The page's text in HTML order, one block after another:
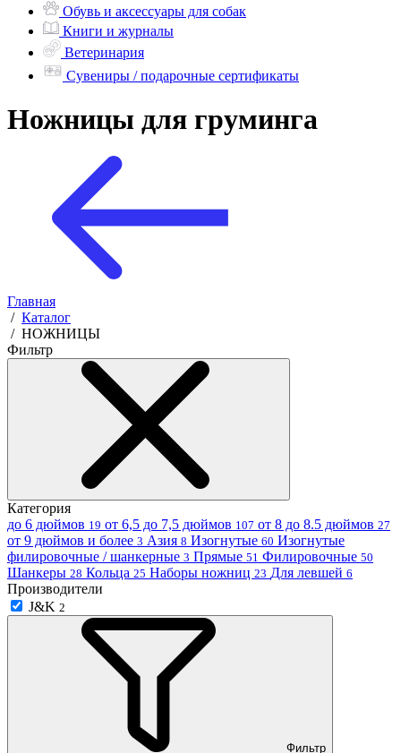
Обувь и аксессуары для собак
Книги и журналы
Ветеринария
Сувениры / подарочные сертификаты
Ножницы для груминга
Главная
/ Каталог
/ НОЖНИЦЫ
Фильтр
Категория
до 6 дюймов 19 от 6,5 до 7,5 дюймов 107 от 8 до 8.5 дюймов 27
от 9 дюймов и более 3 Азия 8 Изогнутые 60 Изогнутые
филировочные / шанкерные 3 Прямые 51 Филировочные 50
Шанкеры 28 Кольца 25 Наборы ножниц 23 Для левшей 6
Производители
J&K 2
Фильтр